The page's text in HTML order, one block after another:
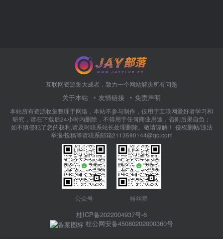
互联网资源集大成者，致力一个网站解决所有问题
关于本站 友情链接 免责声明
本站所有资源收集整理于网络，本站不参与制作，仅用于互联网爱好者学习和
研究，请在下载后24小时内删除，不得用于任何商业用途，否则后果自负；
如不慎侵犯了您的权利,请及时联系站长处理删除。敬请谅解！ 侵权删帖/违法
举报/投稿等请联系邮箱2113590144@qq.com
公众号 粉丝群
桂ICP备2022004937号-6
桂公网安备45080202000360号